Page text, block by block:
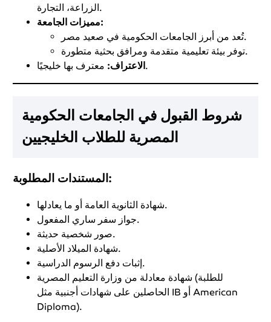
الزراعة، التجارة.
مميزات الجامعة:
تُعد من أبرز الجامعات الحكومية في صعيد مصر.
توفر بيئة تعليمية متقدمة ومرافق بحثية متطورة.
الاعتراف:معترف بها خليجيًا.
شروط القبول في الجامعات الحكومية
المصرية للطلاب الخليجيين
المستندات المطلوبة:
شهادة الثانوية العامة أو ما يعادلها.
جواز سفر ساري المفعول.
صور شخصية حديثة.
شهادة الميلاد الأصلية.
إثبات دفع الرسوم الدراسية.
شهادة معادلة من وزارة التعليم المصرية (للطلبة
الحاصلين على شهادات أجنبية مثل IB أو American
Diploma).